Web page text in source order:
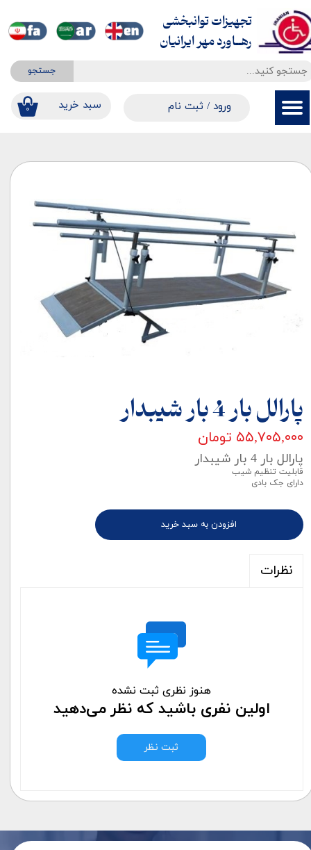
جستجو
۰ ​​سبد خرید ورود / ثبت نام
حساب کاربری من
سفارشات
خروج از حساب کاربری
تجهیزات توانبخشی
​​​​​​​رهــاورد مهر ایرانیان
پارالل بار 4 بار شیبدار
۵۵,۷۰۵,۰۰۰ تومان
پارالل بار 4 بار شیبدار
قابلیت تنظیم شیب
دارای جک بادی
افزودن به سبد خرید
نظرات
هنوز نظری ثبت نشده
اولین نفری باشید که نظر می‌دهید
ثبت نظر